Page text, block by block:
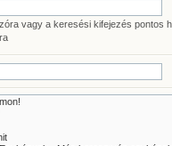
vagy a keresési kifejezés pontos